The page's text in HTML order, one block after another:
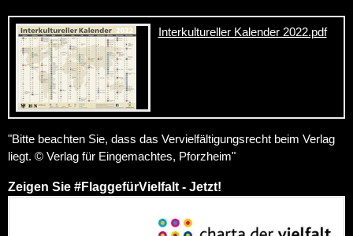
Interkultureller Kalender 2022.pdf
"Bitte beachten Sie, dass das Vervielfältigungsrecht beim Verlag
liegt. © Verlag für Eingemachtes, Pforzheim"
Zeigen Sie #FlaggefürVielfalt - Jetzt!